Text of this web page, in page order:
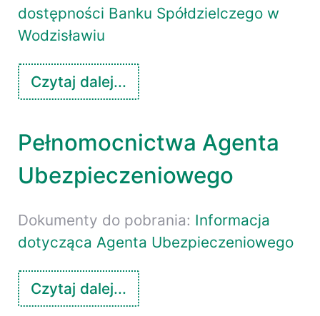
dostępności Banku Spółdzielczego w
Wodzisławiu
Czytaj dalej...
Pełnomocnictwa Agenta
Ubezpieczeniowego
Dokumenty do pobrania: Informacja
dotycząca Agenta Ubezpieczeniowego
Czytaj dalej...